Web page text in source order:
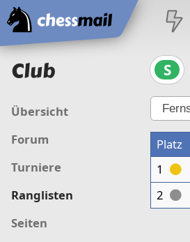
Startseite
Club
Übersicht
Forum
Turniere
Ranglisten
Seiten
S
Platz
1
2